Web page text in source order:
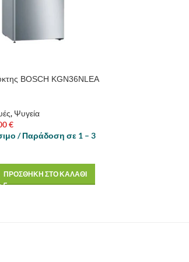
BOSCH KGN36NLEA
, Ψυγεία
€
/ Παράδοση σε 1 – 3
ΠΡΟΣΘΗΚΗ ΣΤΟ ΚΑΛΑΘΙ